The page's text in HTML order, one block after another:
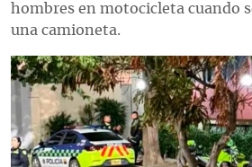
hombres en motocicleta cuando
una camioneta.
Contenido multimedia principal